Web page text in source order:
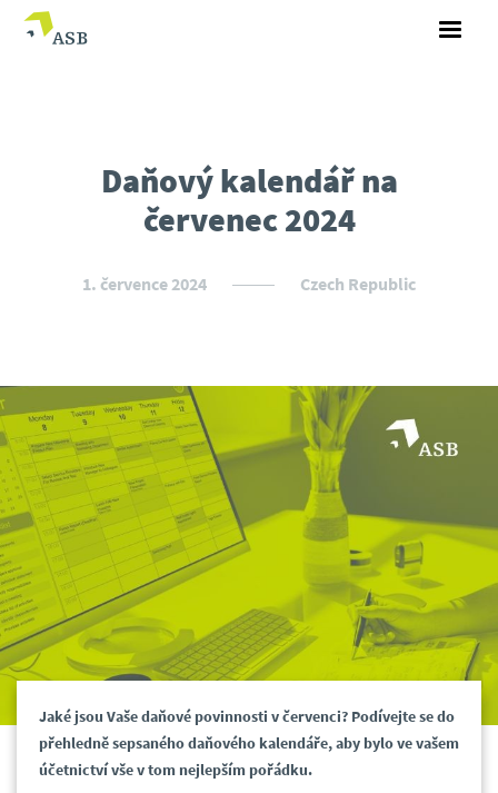
Daňový kalendář na
červenec 2024
1. července 2024 Czech Republic
Jaké jsou Vaše daňové povinnosti v červenci? Podívejte se do
přehledně sepsaného daňového kalendáře, aby bylo ve vašem
účetnictví vše v tom nejlepším pořádku.